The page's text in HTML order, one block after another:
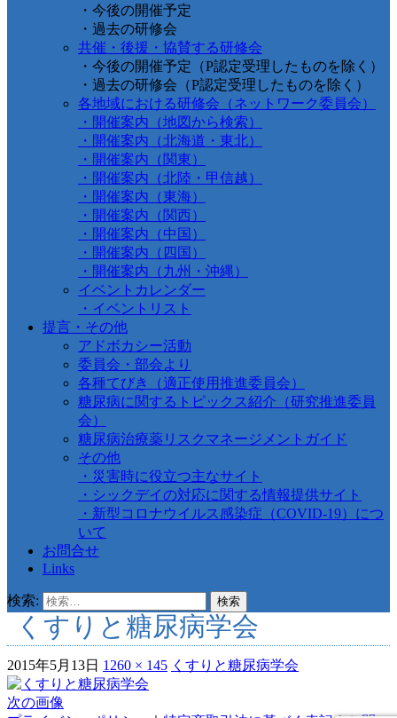
・今後の開催予定
・過去の研修会
共催・後援・協賛する研修会
・今後の開催予定（P認定受理したものを除く）
・過去の研修会（P認定受理したものを除く）
各地域における研修会（ネットワーク委員会）
・開催案内（地図から検索）
・開催案内（北海道・東北）
・開催案内（関東）
・開催案内（北陸・甲信越）
・開催案内（東海）
・開催案内（関西）
・開催案内（中国）
・開催案内（四国）
・開催案内（九州・沖縄）
イベントカレンダー
・イベントリスト
提言・その他
アドボカシー活動
委員会・部会より
各種てびき（適正使用推進委員会）
糖尿病に関するトピックス紹介（研究推進委員
会）
糖尿病治療薬リスクマネージメントガイド
その他
・災害時に役立つ主なサイト
・シックデイの対応に関する情報提供サイト
・新型コロナウイルス感染症（COVID-19）につ
いて
お問合せ
Links
検索:
くすりと糖尿病学会
2015年5月13日 1260 × 145 くすりと糖尿病学会
次の画像